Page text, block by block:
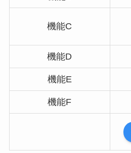
機能C
機能D
機能E
機能F